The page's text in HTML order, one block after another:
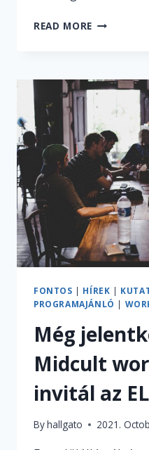
READ MORE
–
AZ
ERASMUS
TÁRHÁZA
FONTOS | HÍREK |
PROGRAMAJÁNLÓ |
Még
Midcult
invitál az
Byhallgato 2021.